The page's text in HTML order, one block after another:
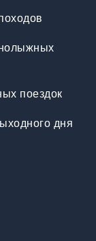
поездок
дня